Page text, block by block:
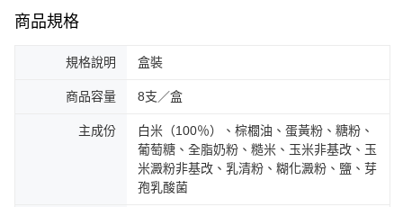
商品規格
規格說明 盒裝
商品容量 8支／盒
主成份
白米（100％）、棕櫚油、蛋黃粉、糖粉、
葡萄糖、全脂奶粉、糙米、玉米非基改、玉
米澱粉非基改、乳清粉、糊化澱粉、鹽、芽
孢乳酸菌